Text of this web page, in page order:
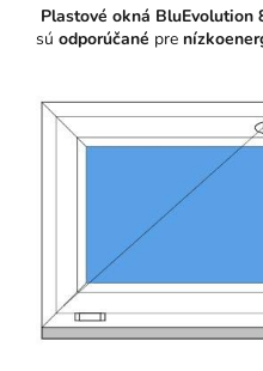
Plastové okná BluEvolution
sú odporúčané pre